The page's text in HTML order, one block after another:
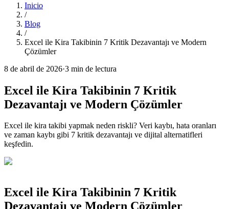
Inicio
/
Blog
/
Excel ile Kira Takibinin 7 Kritik Dezavantajı ve Modern
Çözümler
8 de abril de 2026·3 min de lectura
Excel ile Kira Takibinin 7 Kritik
Dezavantajı ve Modern Çözümler
Excel ile kira takibi yapmak neden riskli? Veri kaybı, hata oranları
ve zaman kaybı gibi 7 kritik dezavantajı ve dijital alternatifleri
keşfedin.
Excel ile Kira Takibinin 7 Kritik
Dezavantajı ve Modern Çözümler